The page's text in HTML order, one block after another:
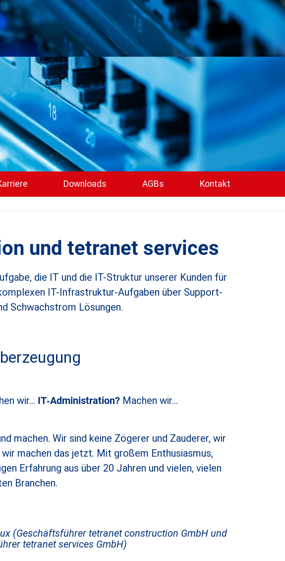
Downloads AGBs Kontakt
und tetranet services
die IT und die IT-Struktur unserer Kunden für
IT-Infrastruktur-Aufgaben über Support-
Schwachstrom Lösungen.
wir… IT‑Administration? Machen wir…
machen. Wir sind keine Zögerer und Zauderer, wir
machen das jetzt. Mit großem Enthusiasmus,
Erfahrung aus über 20 Jahren und vielen, vielen
Branchen.
(Geschäftsführer tetranet construction GmbH und
tetranet services GmbH)